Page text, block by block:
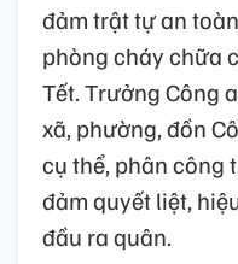
đảm trật tự an
phòng cháy chữa
Tết. Trưởng Công
xã, phường, đồn
cụ thể, phân công
đảm quyết liệt,
đầu ra quân.